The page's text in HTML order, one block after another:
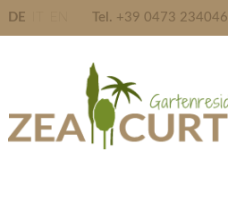
DE Tel. +39 0473 234046